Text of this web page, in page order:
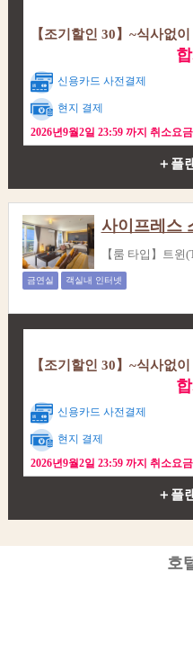
【조기할인 30】~식사없
신용카드 사전결제
현지 결제
2026년9월2일 23:59 까지 취소요
＋플
사이프레스
【룸 타입】트윈
금연실 객실내 인터넷
【조기할인 30】~식사없
신용카드 사전결제
현지 결제
2026년9월2일 23:59 까지 취소요
＋플
호